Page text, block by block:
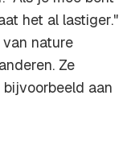
het al lastiger."
nature
Ze
aan